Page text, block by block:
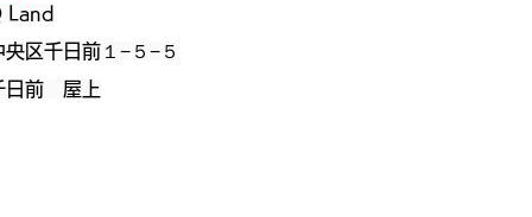
Land
区千日前１−５−５
日前 屋上